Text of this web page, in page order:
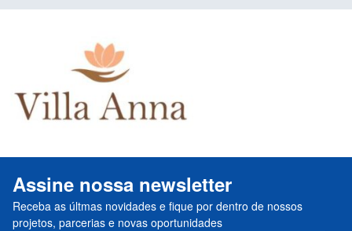
Assine nossa newsletter
Receba as últmas novidades e fique por dentro de nossos
projetos, parcerias e novas oportunidades